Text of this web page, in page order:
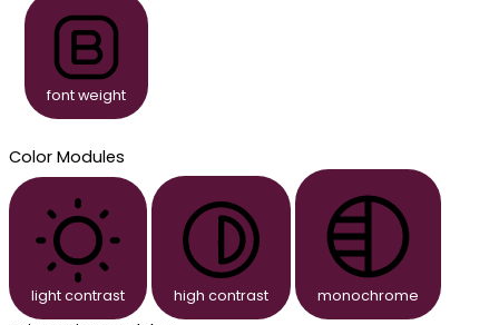
font weight
Color Modules
light contrast high contrast monochrome